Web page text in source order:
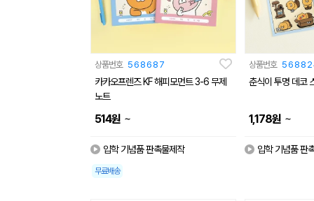
상품번호 568687
카카오프렌즈 KF 해피모먼트 3-6 무제
노트
514원 ~
입학 기념품 판촉물제작
무료배송
상품번호
춘식이 투명 데코
1,178원 ~
입학 기념품 판